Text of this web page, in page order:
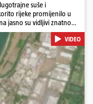
suše i
rijeke promijenilo u
jasno su vidljivi znatno
što svjedoči o
su zabilježene duž cijelog
Hrvatske i Srbije, do
ljeta 2025. i 2026.
Europske unije
VIDEO